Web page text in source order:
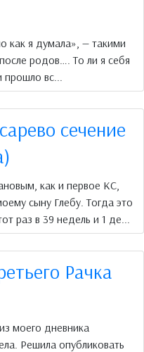
как я думала», — такими
родов…. То ли я себя
вс...
сечение
как и первое КС,
сыну Глебу. Тогда это
раз в 39 недель и 1 де...
Рачка
моего дневника
Решила опубликовать